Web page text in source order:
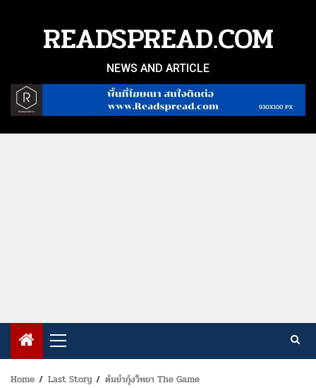
READSPREAD.COM
NEWS AND ARTICLE
Primary
Menu
Home Last Story ต้มยำกุ้งวิทยา The Game